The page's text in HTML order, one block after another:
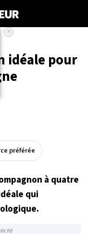
idéale pour
préférée
à quatre
qui
×